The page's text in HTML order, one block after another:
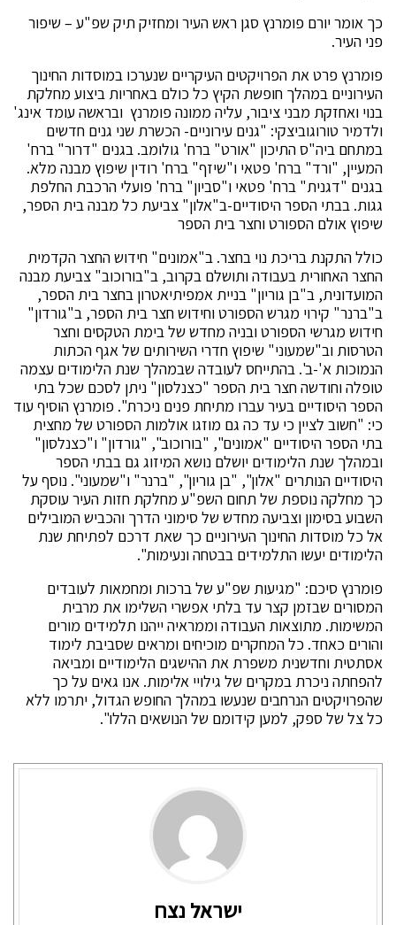
כך אומר יורם פומרנץ סגן ראש העיר ומחזיק תיק שפ"ע – שיפור
פני העיר.
פומרנץ פרט את הפרויקטים העיקריים שנערכו במוסדות החינוך
העירוניים במהלך חופשת הקיץ כל כולם באחריות ביצוע מחלקת
בנוי ואחזקת מבני ציבור, עליה ממונה פומרנץ ובראשה עומד אינג'
ולדמיר טורוגוביצקי: "גנים עירוניים- הכשרת שני גנים חדשים
במתחם ביה"ס התיכון "אורט" ברח' גולומב. בגנים "דרור" ברח'
המעיין, "ורד" ברח' פטאי ו"שיזף" ברח' רודין שיפוץ מבנה מלא.
בגנים "דגנית" ברח' פטאי ו"סביון" ברח' פועלי הרכבת החלפת
גגות. בבתי הספר היסודיים-ב"אלון" צביעת כל מבנה בית הספר,
שיפוץ אולם הספורט וחצר בית הספר
כולל התקנת בריכת נוי בחצר. ב"אמונים" חידוש החצר הקדמית
החצר האחורית בעבודה ותושלם בקרוב, ב"בורוכוב" צביעת מבנה
המועדונית, ב"בן גוריון" בניית אמפיתיאטרון בחצר בית הספר,
ב"ברנר" קירוי מגרש הספורט וחידוש חצר בית הספר, ב"גורדון"
חידוש מגרשי הספורט ובניה מחדש של בימת הטקסים וחצר
הטרסות וב"שמעוני" שיפוץ חדרי השירותים של אגף הכתות
הנמוכות א'-ב'. בהתייחס לעובדה שבמהלך שנת הלימודים עצמה
טופלה וחודשה חצר בית הספר "כצנלסון" ניתן לסכם שכל בתי
הספר היסודיים בעיר עברו מתיחת פנים ניכרת". פומרנץ הוסיף עוד
כי: "חשוב לציין כי עד כה גם מוזגו אולמות הספורט של מחצית
בתי הספר היסודיים "אמונים", "בורוכוב", "גורדון" ו"כצנלסון"
ובמהלך שנת הלימודים יושלם נושא המיזוג גם בבתי הספר
היסודיים הנותרים "אלון", "בן גוריון", "ברנר" ו"שמעוני". נוסף על
כך מחלקה נוספת של תחום השפ"ע מחלקת חזות העיר עוסקת
השבוע בסימון וצביעה מחדש של סימוני הדרך והכביש המובילים
אל כל מוסדות החינוך העירוניים כך שאת דרכם לפתיחת שנת
הלימודים יעשו התלמידים בבטחה ונעימות".
פומרנץ סיכם: "מגיעות שפ"ע של ברכות ומחמאות לעובדים
המסורים שבזמן קצר עד בלתי אפשרי השלימו את מרבית
המשימות. מתוצאות העבודה וממראיה ייהנו תלמידים מורים
והורים כאחד. כל המחקרים מוכיחים ומראים שסביבת לימוד
אסתטית וחדשנית משפרת את ההישגים הלימודיים ומביאה
להפחתה ניכרת במקרים של גילויי אלימות. אנו גאים על כך
שהפרויקטים הנרחבים שנעשו במהלך החופש הגדול, יתרמו ללא
כל צל של ספק, למען קידומם של הנושאים הללו".
ישראל נצח